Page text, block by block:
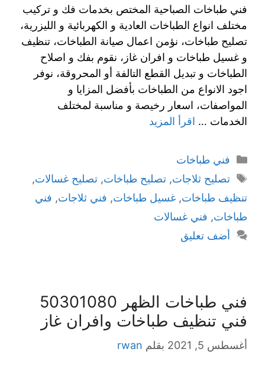
فني طباخات الصباحية المختص بخدمات فك و تركيب
مختلف انواع الطباخات العادية و الكهربائية و الليزرية،
تصليح طباخات، نؤمن اعمال صيانة الطباخات، تنظيف
و غسيل طباخات و افران غاز، نقوم بفك و اصلاح
الطباخات و تبديل القطع التالفة أو المحروقة، نوفر
اجود الانواع من الطباخات بأفضل المزايا و
المواصفات، اسعار رخيصة و مناسبة لمختلف
الخدمات … اقرأ المزيد
فني طباخات
تصليح ثلاجات, تصليح طباخات, تصليح غسالات,
تنظيف طباخات, غسيل طباخات, فني ثلاجات, فني
طباخات, فني غسالات
أضف تعليق
فني طباخات الظهر 50301080
فني تنظيف طباخات وافران غاز
أغسطس 5, 2021 بقلم rwan